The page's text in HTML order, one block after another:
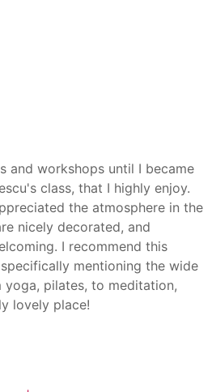
and workshops until I became
class, that I highly enjoy.
the atmosphere in the
nicely decorated, and
I recommend this
mentioning the wide
pilates, to meditation,
lovely place!